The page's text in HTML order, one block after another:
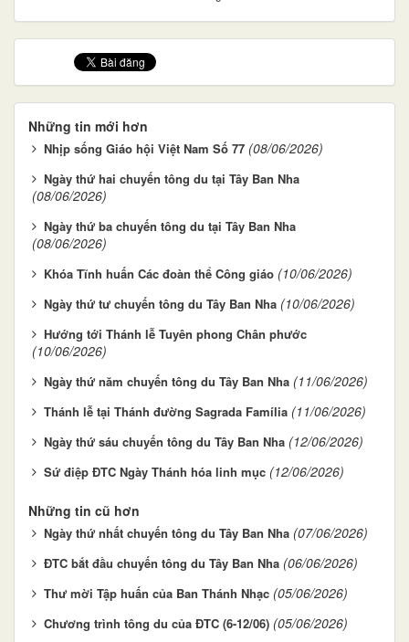
Những tin mới hơn
Nhịp sống Giáo hội Việt Nam Số 77 (08/06/2026)
Ngày thứ hai chuyến tông du tại Tây Ban Nha
(08/06/2026)
Ngày thứ ba chuyến tông du tại Tây Ban Nha
(08/06/2026)
Khóa Tĩnh huấn Các đoàn thể Công giáo (10/06/2026)
Ngày thứ tư chuyến tông du Tây Ban Nha (10/06/2026)
Hướng tới Thánh lễ Tuyên phong Chân phước
(10/06/2026)
Ngày thứ năm chuyến tông du Tây Ban Nha (11/06/2026)
Thánh lễ tại Thánh đường Sagrada Família (11/06/2026)
Ngày thứ sáu chuyến tông du Tây Ban Nha (12/06/2026)
Sứ điệp ĐTC Ngày Thánh hóa linh mục (12/06/2026)
Những tin cũ hơn
Ngày thứ nhất chuyến tông du Tây Ban Nha (07/06/2026)
ĐTC bắt đầu chuyến tông du Tây Ban Nha (06/06/2026)
Thư mời Tập huấn của Ban Thánh Nhạc (05/06/2026)
Chương trình tông du của ĐTC (6-12/06) (05/06/2026)